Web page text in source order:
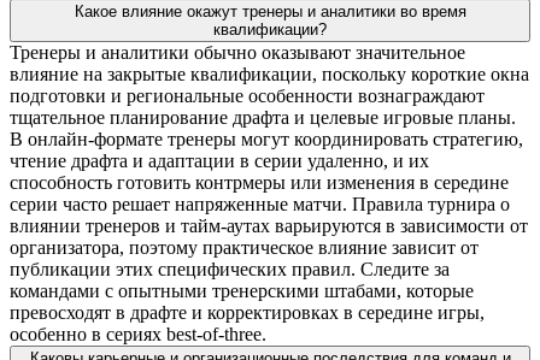
Какое влияние окажут тренеры и аналитики во время
квалификации?
Тренеры и аналитики обычно оказывают значительное
влияние на закрытые квалификации, поскольку короткие окна
подготовки и региональные особенности вознаграждают
тщательное планирование драфта и целевые игровые планы.
В онлайн-формате тренеры могут координировать стратегию,
чтение драфта и адаптации в серии удаленно, и их
способность готовить контрмеры или изменения в середине
серии часто решает напряженные матчи. Правила турнира о
влиянии тренеров и тайм-аутах варьируются в зависимости от
организатора, поэтому практическое влияние зависит от
публикации этих специфических правил. Следите за
командами с опытными тренерскими штабами, которые
превосходят в драфте и корректировках в середине игры,
особенно в сериях best-of-three.